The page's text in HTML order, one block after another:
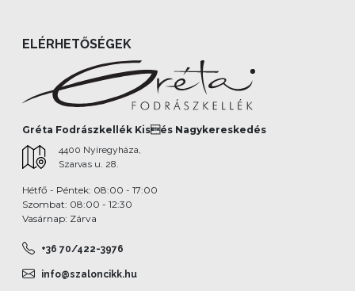
ELÉRHETŐSÉGEK
Gréta Fodrászkellék Kisés Nagykereskedés
4400 Nyíregyháza,
Szarvas u. 28.
Hétfő - Péntek: 08:00 - 17:00
Szombat: 08:00 - 12:30
Vasárnap: Zárva
+36 70/422-3976
info@szaloncikk.hu